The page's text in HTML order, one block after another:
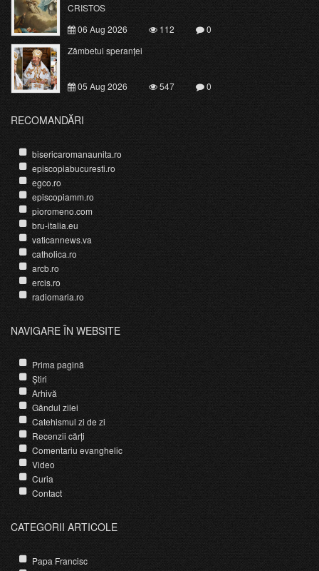
CRISTOS
06 Aug 2026
112
0
Zâmbetul speranței
05 Aug 2026 547 0
RECOMANDĂRI
bisericaromanaunita.ro
episcopiabucuresti.ro
egco.ro
episcopiamm.ro
pioromeno.com
bru-italia.eu
vaticannews.va
catholica.ro
arcb.ro
ercis.ro
radiomaria.ro
NAVIGARE ÎN WEBSITE
Prima pagină
Știri
Arhivă
Gândul zilei
Catehismul zi de zi
Recenzii cărți
Comentariu evanghelic
Video
Curia
Contact
CATEGORII ARTICOLE
Papa Francisc